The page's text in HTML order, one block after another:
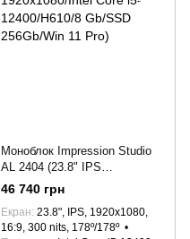
Моноблок Impression Studio
AL 2404 (23.8" IPS
1920x1080/Intel Core i5-
12400/H610/8 Gb/SSD
256Gb/Win 11 Pro)
46 740 грн
Екран 23.8", IPS, 1920x1080,
16:9, 300 nits, 178º/178º